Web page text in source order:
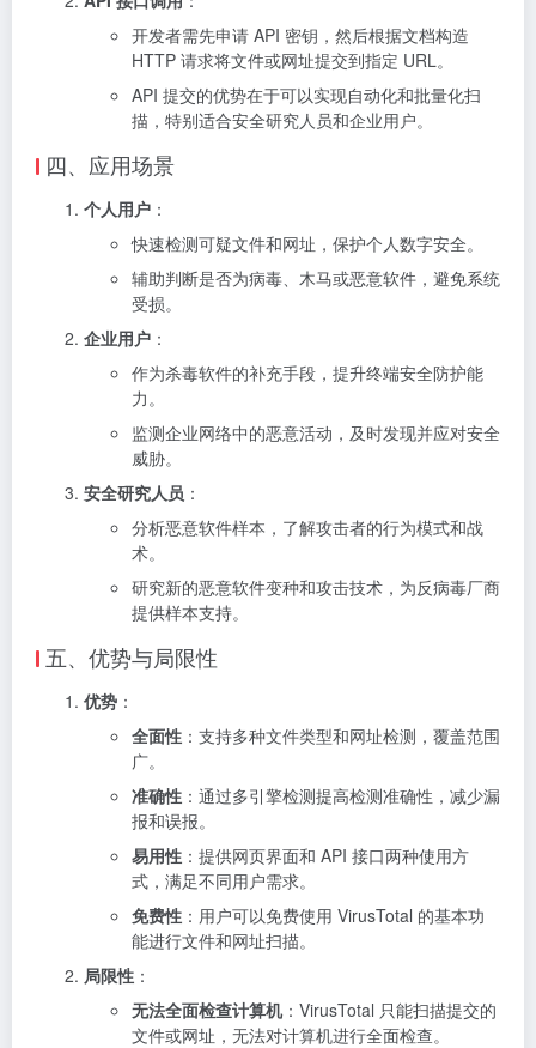
开发者需先申请 API 密钥，然后根据文档构造
HTTP 请求将文件或网址提交到指定 URL。
API 提交的优势在于可以实现自动化和批量化扫
描，特别适合安全研究人员和企业用户。
四、应用场景
个人用户 ：
快速检测可疑文件和网址，保护个人数字安全。
辅助判断是否为病毒、木马或恶意软件，避免系统
受损。
企业用户 ：
作为杀毒软件的补充手段，提升终端安全防护能
力。
监测企业网络中的恶意活动，及时发现并应对安全
威胁。
安全研究人员 ：
分析恶意软件样本，了解攻击者的行为模式和战
术。
研究新的恶意软件变种和攻击技术，为反病毒厂商
提供样本支持。
五、优势与局限性
优势 ：
全面性 ：支持多种文件类型和网址检测，覆盖范围
广。
准确性 ：通过多引擎检测提高检测准确性，减少漏
报和误报。
易用性 ：提供网页界面和 API 接口两种使用方
式，满足不同用户需求。
免费性 ：用户可以免费使用 VirusTotal 的基本功
能进行文件和网址扫描。
局限性 ：
无法全面检查计算机：VirusTotal 只能扫描提交的
文件或网址，无法对计算机进行全面检查。